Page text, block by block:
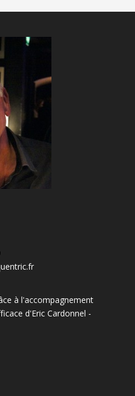
à l'accompagnement
d'Eric Cardonnel -